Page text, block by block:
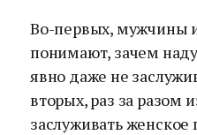
Во-первых, мужчины
понимают, зачем
явно даже не
вторых, раз за разом
заслуживать